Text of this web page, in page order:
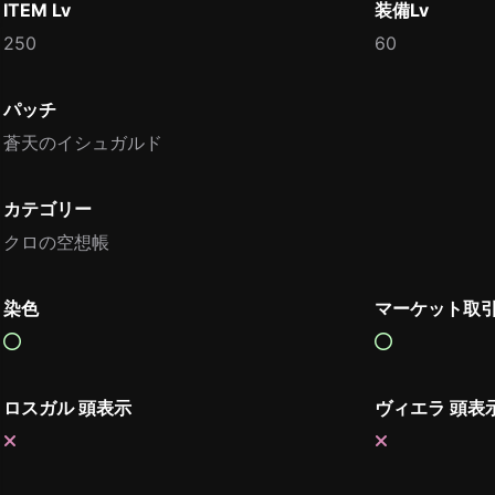
ITEM Lv
250
装備Lv
60
パッチ
蒼天のイシュガルド
カテゴリー
クロの空想帳
染色 マーケット取
ロスガル 頭表示 ヴィエラ 頭表